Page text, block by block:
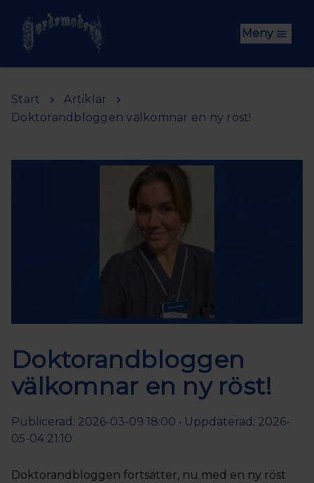
Meny
Start
Artiklar
Doktorandbloggen välkomnar en ny röst!
Doktorandbloggen
välkomnar en ny röst!
Publicerad: 2026-03-09 18:00 • Uppdaterad: 2026-
05-04 21:10
Doktorandbloggen fortsätter, nu med en ny röst